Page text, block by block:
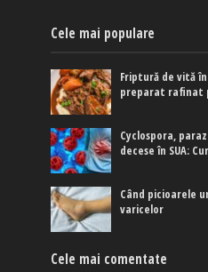
Cele mai populare
Friptură de vită
preparat rafinat
Cyclospora,
decese în SUA:
Când picioarele
varicelor
Cele mai comentate